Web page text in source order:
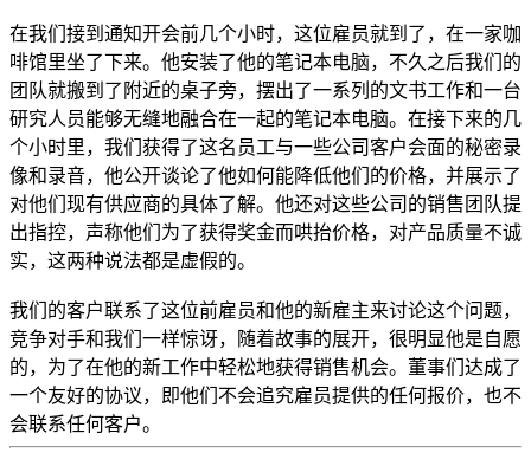
在我们接到通知开会前几个小时，这位雇员就到了，在一家咖
啡馆里坐了下来。他安装了他的笔记本电脑，不久之后我们的
团队就搬到了附近的桌子旁，摆出了一系列的文书工作和一台
研究人员能够无缝地融合在一起的笔记本电脑。在接下来的几
个小时里，我们获得了这名员工与一些公司客户会面的秘密录
像和录音，他公开谈论了他如何能降低他们的价格，并展示了
对他们现有供应商的具体了解。他还对这些公司的销售团队提
出指控，声称他们为了获得奖金而哄抬价格，对产品质量不诚
实，这两种说法都是虚假的。
我们的客户联系了这位前雇员和他的新雇主来讨论这个问题，
竞争对手和我们一样惊讶，随着故事的展开，很明显他是自愿
的，为了在他的新工作中轻松地获得销售机会。董事们达成了
一个友好的协议，即他们不会追究雇员提供的任何报价，也不
会联系任何客户。